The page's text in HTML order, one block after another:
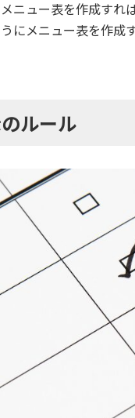
ニュー表を作成すれ
にメニュー表を作成
ルール